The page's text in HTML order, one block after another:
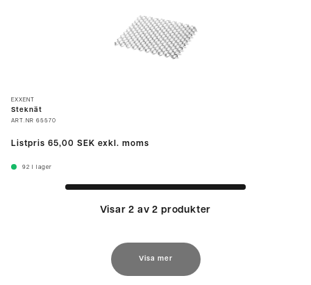
EXXENT
Steknät
ART.NR 65570
Listpris 65,00 SEK exkl. moms
92 I lager
Visar 2 av 2 produkter
Visa mer